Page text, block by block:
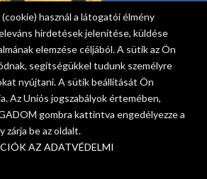
Egészségablak
Online Várolista Rendszer
lakossági portál
használ a látogatói élmény
hirdetések jelenítése, küldése
elemzése céljából. A sütik az Ön
segítségükkel tudunk személyre
nyújtani. A sütik beállítását Ön
Az Uniós jogszabályok értemében,
gombra kattintva engedélyezze a
zárja be az oldalt.
AZ ADATVÉDELMI